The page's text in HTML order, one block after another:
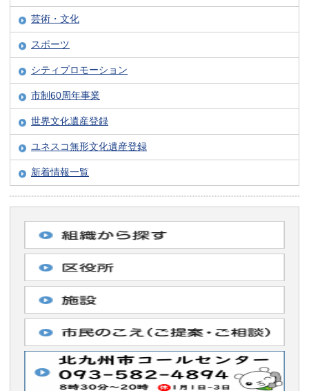
芸術・文化
スポーツ
シティプロモーション
市制60周年事業
世界文化遺産登録
ユネスコ無形文化遺産登録
新着情報一覧